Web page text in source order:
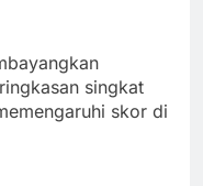
singkat
skor di